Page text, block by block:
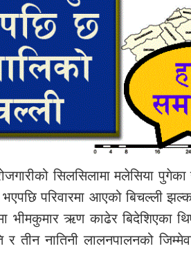
सिलसिलामा मलेसिया
भएपछि परिवारमा आएको बिचल्ली
भीमकुमार ऋण काढेर बिदेशिएका
तीन नातिनी लालनपालनको